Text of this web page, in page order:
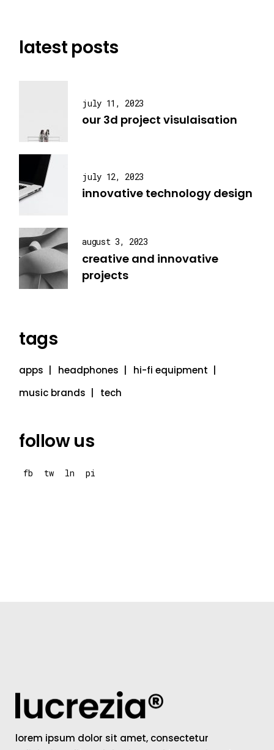
latest posts
july 11, 2023
our 3d project visulaisation
july 12, 2023
innovative technology design
august 3, 2023
creative and innovative
projects
tags
apps headphones
hi-fi equipment
music brands
tech
follow us
fb tw ln pi
lorem ipsum dolor sit amet, consectetur